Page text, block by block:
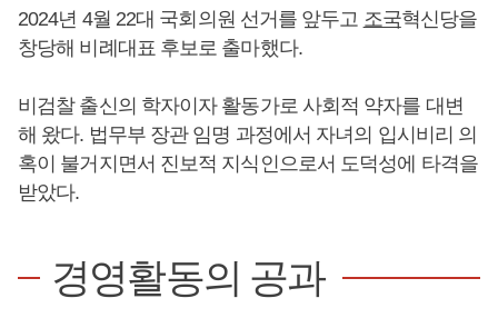
2024년 4월 22대 국회의원 선거를 앞두고 조국혁신당을
창당해 비례대표 후보로 출마했다.
비검찰 출신의 학자이자 활동가로 사회적 약자를 대변
해 왔다. 법무부 장관 임명 과정에서 자녀의 입시비리 의
혹이 불거지면서 진보적 지식인으로서 도덕성에 타격을
받았다.
경영활동의 공과